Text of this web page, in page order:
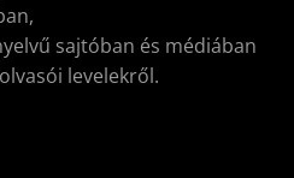
sajtóban és médiában
levelekről.